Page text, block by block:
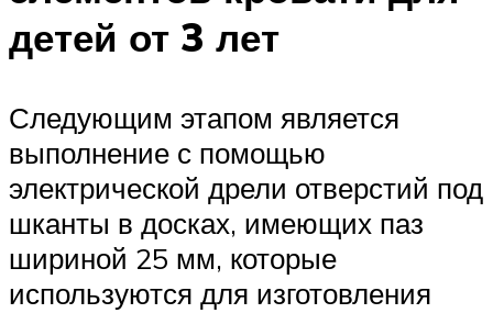
детей от 3 лет
Следующим этапом является
выполнение с помощью
электрической дрели отверстий под
шканты в досках, имеющих паз
шириной 25 мм, которые
используются для изготовления